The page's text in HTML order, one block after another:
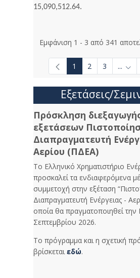
15,090,512.64.
Εμφάνιση 1 - 3 από 341
1 2 3 ...
Εξετάσεις/
Πρόσκληση
εξετάσεων
Διαπραγματευτή
Αερίου (ΠΔΕΑ)
Το Ελληνικό Χρηματιστήριο
προσκαλεί τα ενδιαφερόμενα
συμμετοχή στην εξέταση
Διαπραγματευτή Ενέργειας -
οποία θα πραγματοποιηθεί την
Σεπτεμβρίου 2026.
Το πρόγραμμα και η σχετική
βρίσκεταιεδώ.